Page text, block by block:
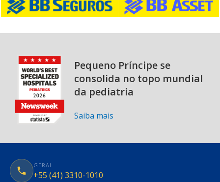
Pequeno Príncipe se
consolida no topo mundial
da pediatria
Saiba mais
GERAL
+55 (41) 3310-1010